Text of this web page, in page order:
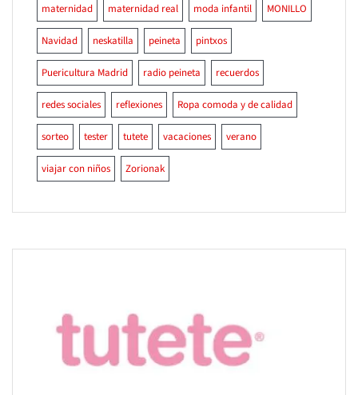
maternidad maternidad real moda infantil MONILLO
Navidad neskatilla peineta pintxos
Puericultura Madrid radio peineta recuerdos
redes sociales reflexiones Ropa comoda y de calidad
sorteo tester tutete vacaciones verano
viajar con niños Zorionak